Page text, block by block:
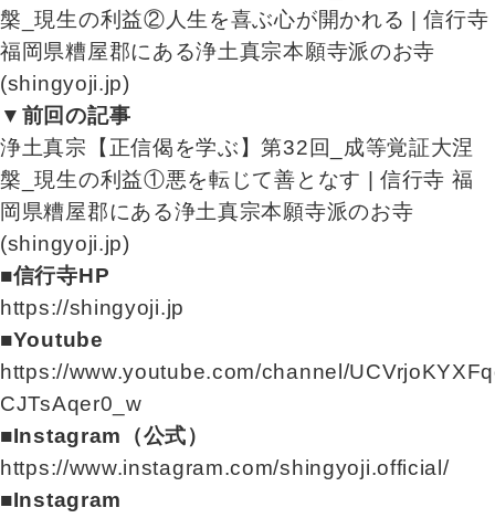
槃_現生の利益②人生を喜ぶ心が開かれる | 信行寺
福岡県糟屋郡にある浄土真宗本願寺派のお寺
(shingyoji.jp)
▼前回の記事
浄土真宗【正信偈を学ぶ】第32回_成等覚証大涅
槃_現生の利益①悪を転じて善となす | 信行寺 福
岡県糟屋郡にある浄土真宗本願寺派のお寺
(shingyoji.jp)
■信行寺HP
https://shingyoji.jp
■Youtube
https://www.youtube.com/channel/
CJTsAqer0_w
■Instagram（公式）
https://www.instagram.com/shingyoji.official/
■Instagram